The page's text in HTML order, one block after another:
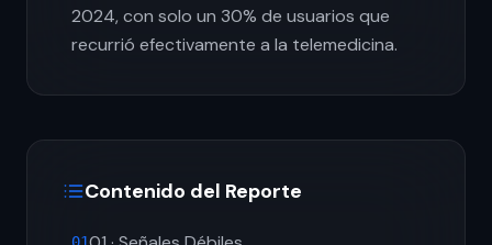
2024, con solo un 30% de usuarios que
recurrió efectivamente a la telemedicina.
Contenido del Reporte